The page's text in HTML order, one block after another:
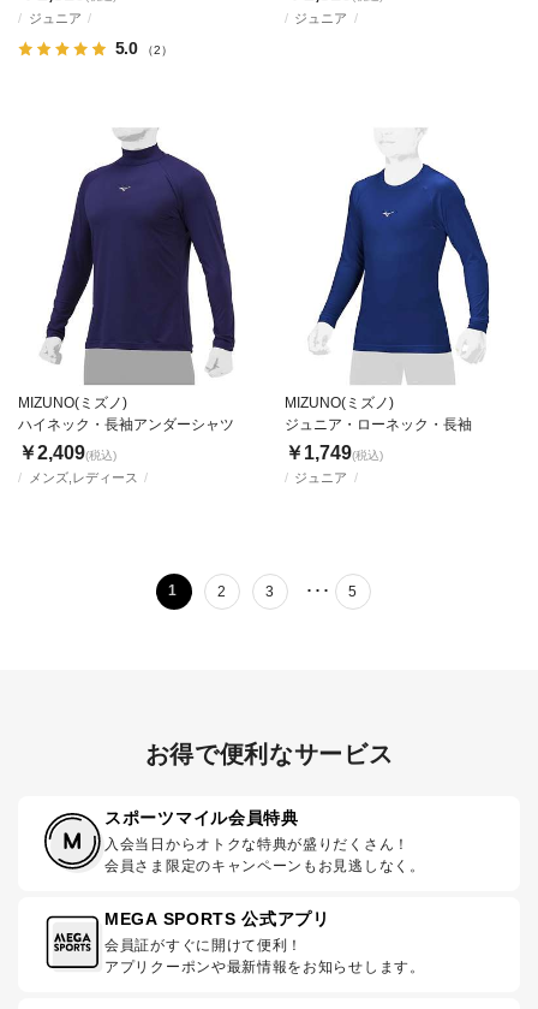
ジュニア
5.0 （2）
ジュニア
メンズ,レディース
MIZUNO(ミズノ)
ハイネック・長袖アンダーシャツ
￥2,409(税込)
ジュニア
MIZUNO(ミズノ)
ジュニア・ローネック・長袖
￥1,749(税込)
1 2 3 ･･･ 5
お得で便利なサービス
スポーツマイル会員特典
入会当日からオトクな特典が盛りだくさん！
会員さま限定のキャンペーンもお見逃しなく。
MEGA SPORTS 公式アプリ
会員証がすぐに開けて便利！
アプリクーポンや最新情報をお知らせします。